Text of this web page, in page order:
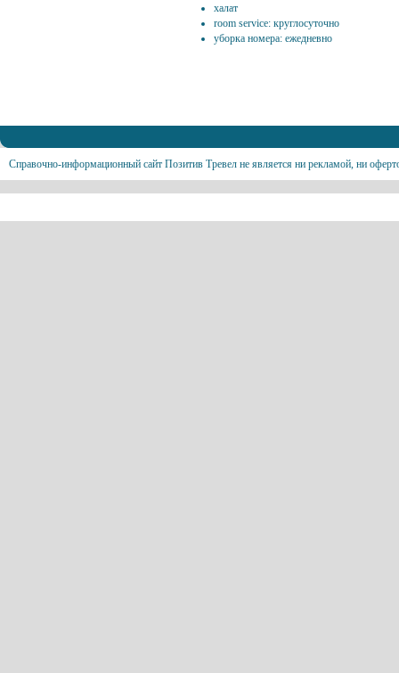
халат
room service: круглосуточно
уборка номера: ежедневно
Справочно-информационный сайт Позитив Тревел не является ни рекламой, ни